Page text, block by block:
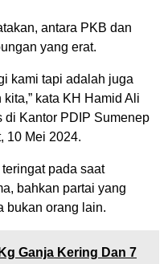
antara PKB dan
yang erat.
kami tapi adalah juga
kata KH Hamid Ali
di Kantor PDIP Sumenep
10 Mei 2024.
pada saat
bahkan partai yang
bukan orang lain.
Ganja Kering Dan 7